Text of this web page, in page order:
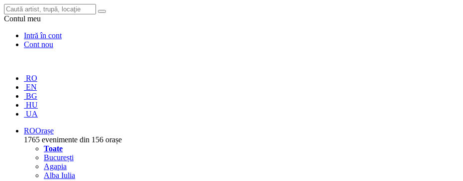
Contul meu
Intră în cont
Cont nou
RO
EN
BG
HU
UA
ROOrașe
1765 evenimente din 156 orașe
Toate
București
Agapia
Alba Iulia